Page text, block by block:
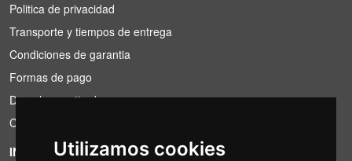
Utilizamos cookies
Politica de privacidad
Transporte y tiempos de entrega
Condiciones de garantia
Formas de pago
Derecho a retirada
Condiciones de IVA
INFORMACIÓN